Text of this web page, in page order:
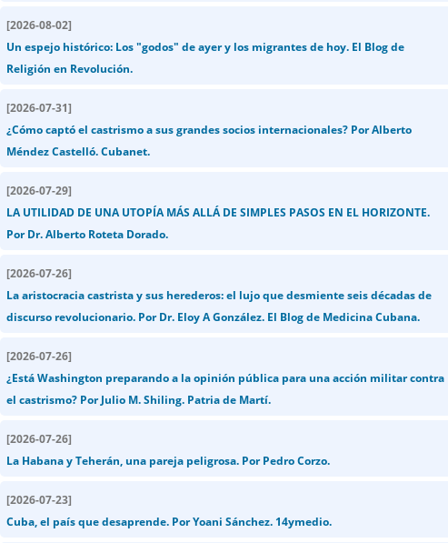
[2026-08-02]
Un espejo histórico: Los "godos" de ayer y los migrantes de hoy. El Blog de
Religión en Revolución.
[2026-07-31]
¿Cómo captó el castrismo a sus grandes socios internacionales? Por Alberto
Méndez Castelló. Cubanet.
[2026-07-29]
LA UTILIDAD DE UNA UTOPÍA MÁS ALLÁ DE SIMPLES PASOS EN EL HORIZONTE.
Por Dr. Alberto Roteta Dorado.
[2026-07-26]
La aristocracia castrista y sus herederos: el lujo que desmiente seis décadas de
discurso revolucionario. Por Dr. Eloy A González. El Blog de Medicina Cubana.
[2026-07-26]
¿Está Washington preparando a la opinión pública para una acción militar contra
el castrismo? Por Julio M. Shiling. Patria de Martí.
[2026-07-26]
La Habana y Teherán, una pareja peligrosa. Por Pedro Corzo.
[2026-07-23]
Cuba, el país que desaprende. Por Yoani Sánchez. 14ymedio.